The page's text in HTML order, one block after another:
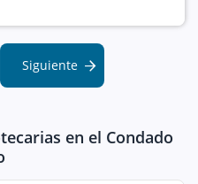
Siguiente
en el Condado